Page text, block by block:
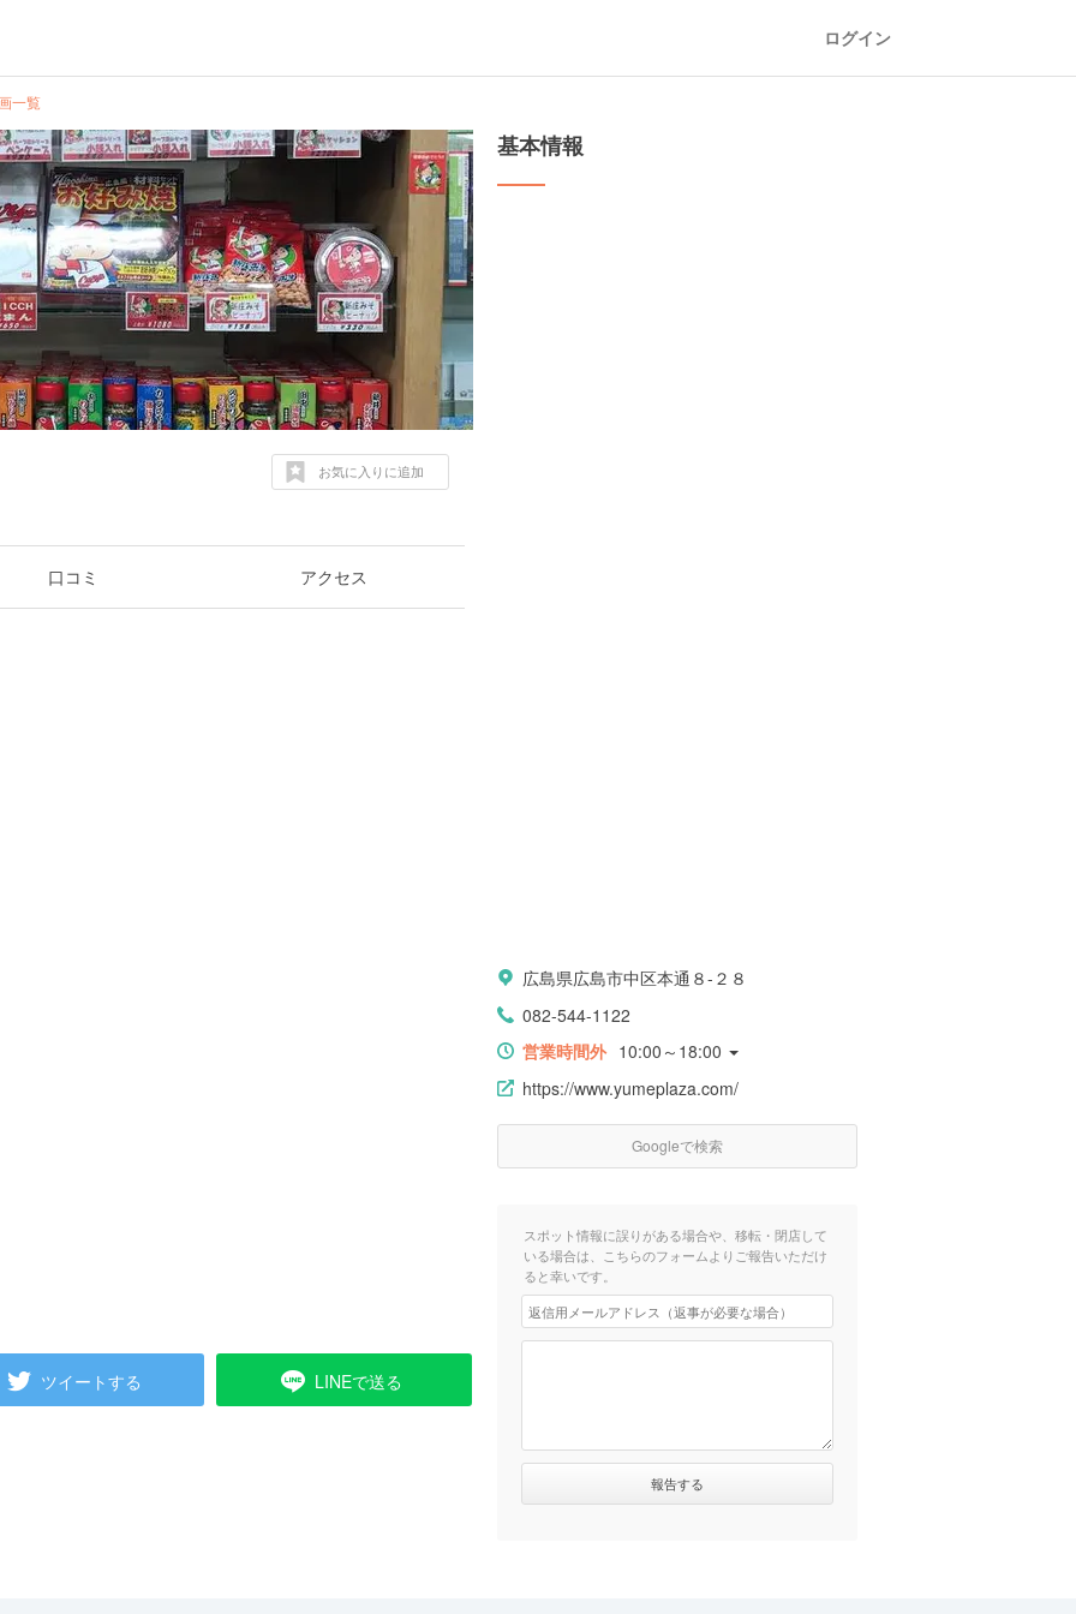
ログイン
一覧
お気に入りに追加
口コミ アクセス
ツイートする LINEで送る
基本情報
広島県広島市中区本通８-２８
082-544-1122
営業時間外 10:00～18:00
https://www.yumeplaza.com/
Googleで検索
スポット情報に誤りがある場合や、移転・閉店して
いる場合は、こちらのフォームよりご報告いただけ
ると幸いです。